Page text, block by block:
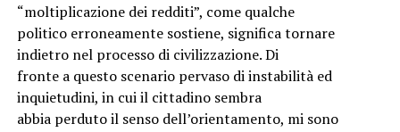
“moltiplicazione dei redditi”, come qualche
politico erroneamente sostiene, significa tornare
indietro nel processo di civilizzazione. Di
fronte a questo scenario pervaso di instabilità ed
inquietudini, in cui il cittadino sembra
abbia perduto il senso dell’orientamento, mi sono